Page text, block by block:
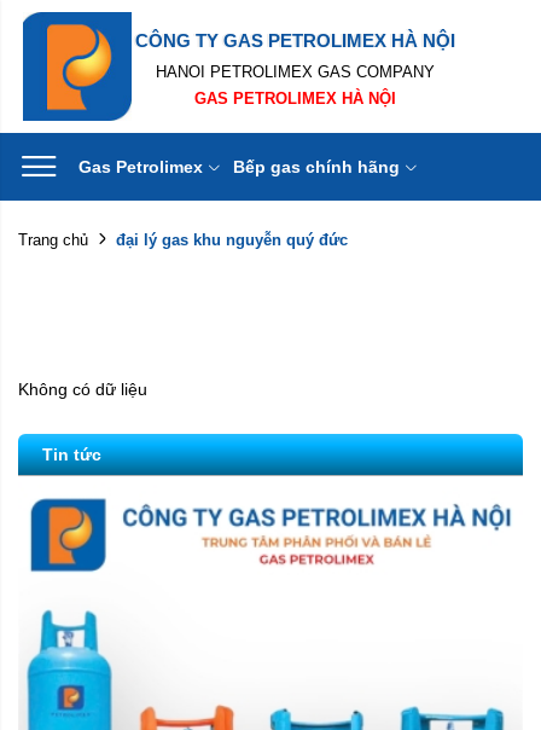
CÔNG TY GAS PETROLIMEX HÀ NỘI
HANOI PETROLIMEX GAS COMPANY
GAS PETROLIMEX HÀ NỘI
Gas Petrolimex Bếp gas chính hãng
Trang chủ đại lý gas khu nguyễn quý đức
Không có dữ liệu
Tin tức